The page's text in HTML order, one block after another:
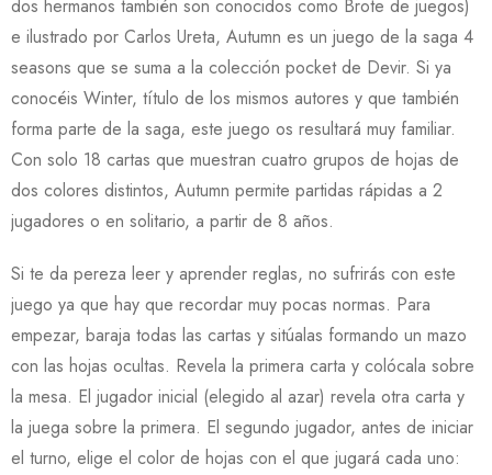
dos hermanos también son conocidos como Brote de juegos)
e ilustrado por Carlos Ureta, Autumn es un juego de la saga 4
seasons que se suma a la colección pocket de Devir. Si ya
conocéis Winter, título de los mismos autores y que también
forma parte de la saga, este juego os resultará muy familiar.
Con solo 18 cartas que muestran cuatro grupos de hojas de
dos colores distintos, Autumn permite partidas rápidas a 2
jugadores o en solitario, a partir de 8 años.
Si te da pereza leer y aprender reglas, no sufrirás con este
juego ya que hay que recordar muy pocas normas. Para
empezar, baraja todas las cartas y sitúalas formando un mazo
con las hojas ocultas. Revela la primera carta y colócala sobre
la mesa. El jugador inicial (elegido al azar) revela otra carta y
la juega sobre la primera. El segundo jugador, antes de iniciar
el turno, elige el color de hojas con el que jugará cada uno: